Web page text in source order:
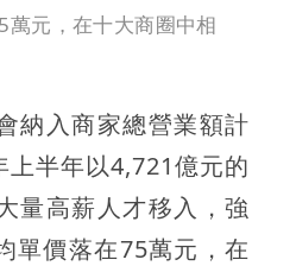
元，在十大商圈中相
納入商家總營業額計
半年以4,721億元的
量高薪人才移入，強
單價落在75萬元，在